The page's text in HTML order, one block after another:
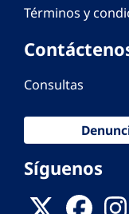
Términos y
Consultas
Síguenos